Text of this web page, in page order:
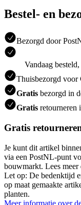
Bestel- en
Bezorgd door
Vandaag
Thuisbezorgd voor
Gratis bezorgd in
Gratis retourneren
Gratis
Je kunt dit artikel
via een PostNL-punt
bouwmarkt. Lees meer
Let op: De bedenktijd
op maat gemaakte
planten.
Meer informatie over